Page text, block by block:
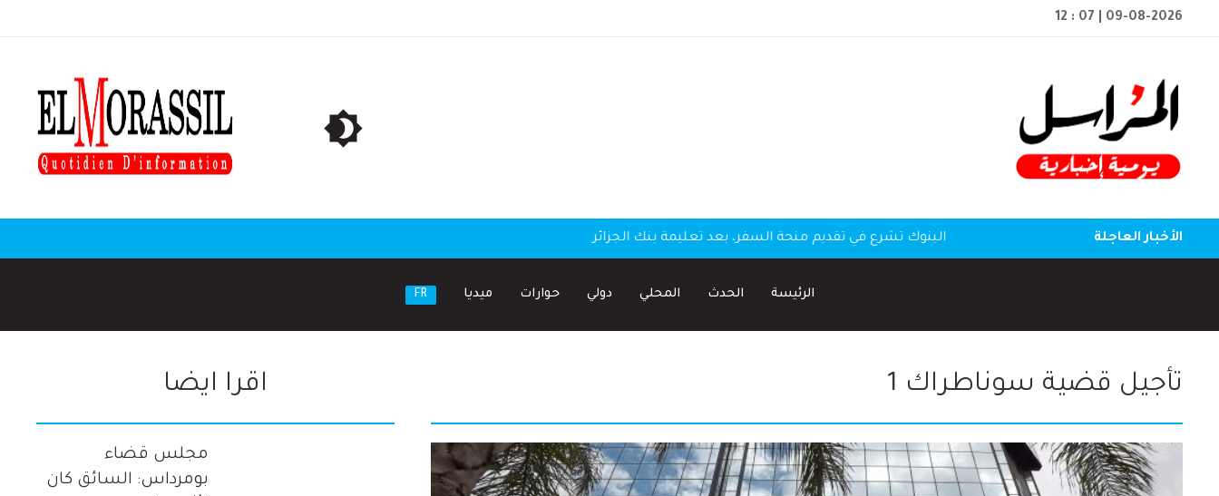
12 : 07 | 09-08-2026
الأخبار العاجلة البنوك تشرع في تقديم منحة السفر، بعد تعليمة بنك الجزائر
الرئيسة الحدث المحلي دولي حوارات ميديا FR
تأجيل قضية سوناطراك 1 اقرا ايضا
مجلس قضاء
بومرداس: السائق كان